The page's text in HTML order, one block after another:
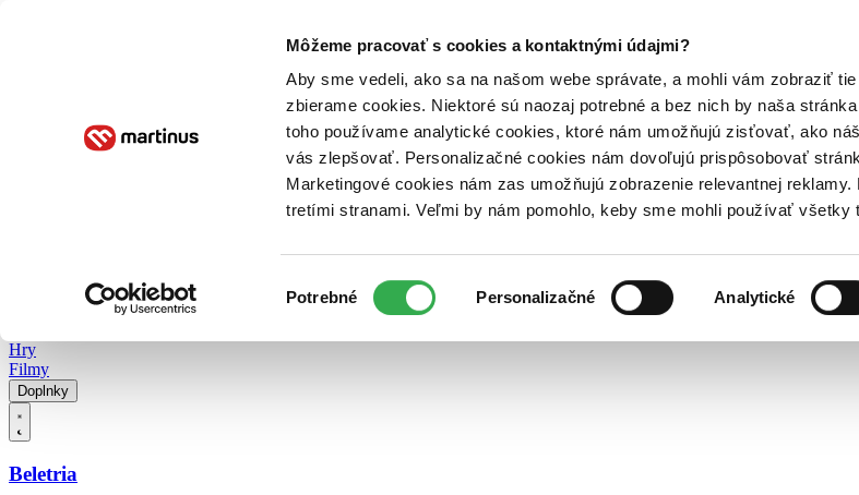
Môžeme pracovať s cookies a kontaktnými údajmi?
Aby sme vedeli, ako sa na našom webe správate, a mohli vám zobraziť
zbierame cookies. Niektoré sú naozaj potrebné a bez nich by naša
toho používame analytické cookies, ktoré nám umožňujú zisťovať, ako
vás zlepšovať. Personalizačné cookies nám dovoľujú prispôsobovať
Marketingové cookies nám zas umožňujú zobrazenie relevantnej
tretími stranami. Veľmi by nám pomohlo, keby sme mohli používať všetky
súhlasu
Potrebné Personalizačné Analytické
Poukážky Kontakt
Hry
Filmy
Doplnky
Beletria